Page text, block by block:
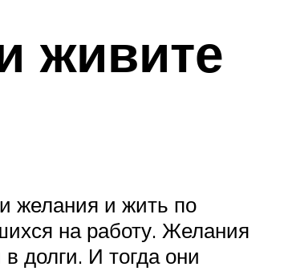
живите
желания и жить по
на работу. Желания
долги. И тогда они